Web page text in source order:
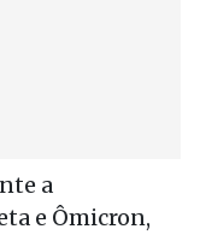
a
e Ômicron,